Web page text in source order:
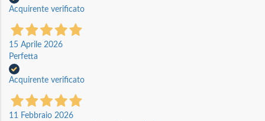
Acquirente verificato
15 Aprile 2026
Perfetta
Acquirente verificato
11 Febbraio 2026